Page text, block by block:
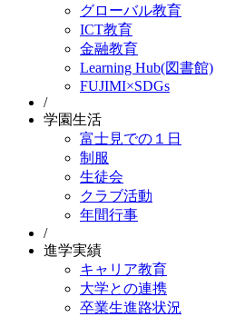
グローバル教育
ICT教育
金融教育
Learning Hub(図書館)
FUJIMI×SDGs
/
学園生活
富士見での１日
制服
生徒会
クラブ活動
年間行事
/
進学実績
キャリア教育
大学との連携
卒業生進路状況